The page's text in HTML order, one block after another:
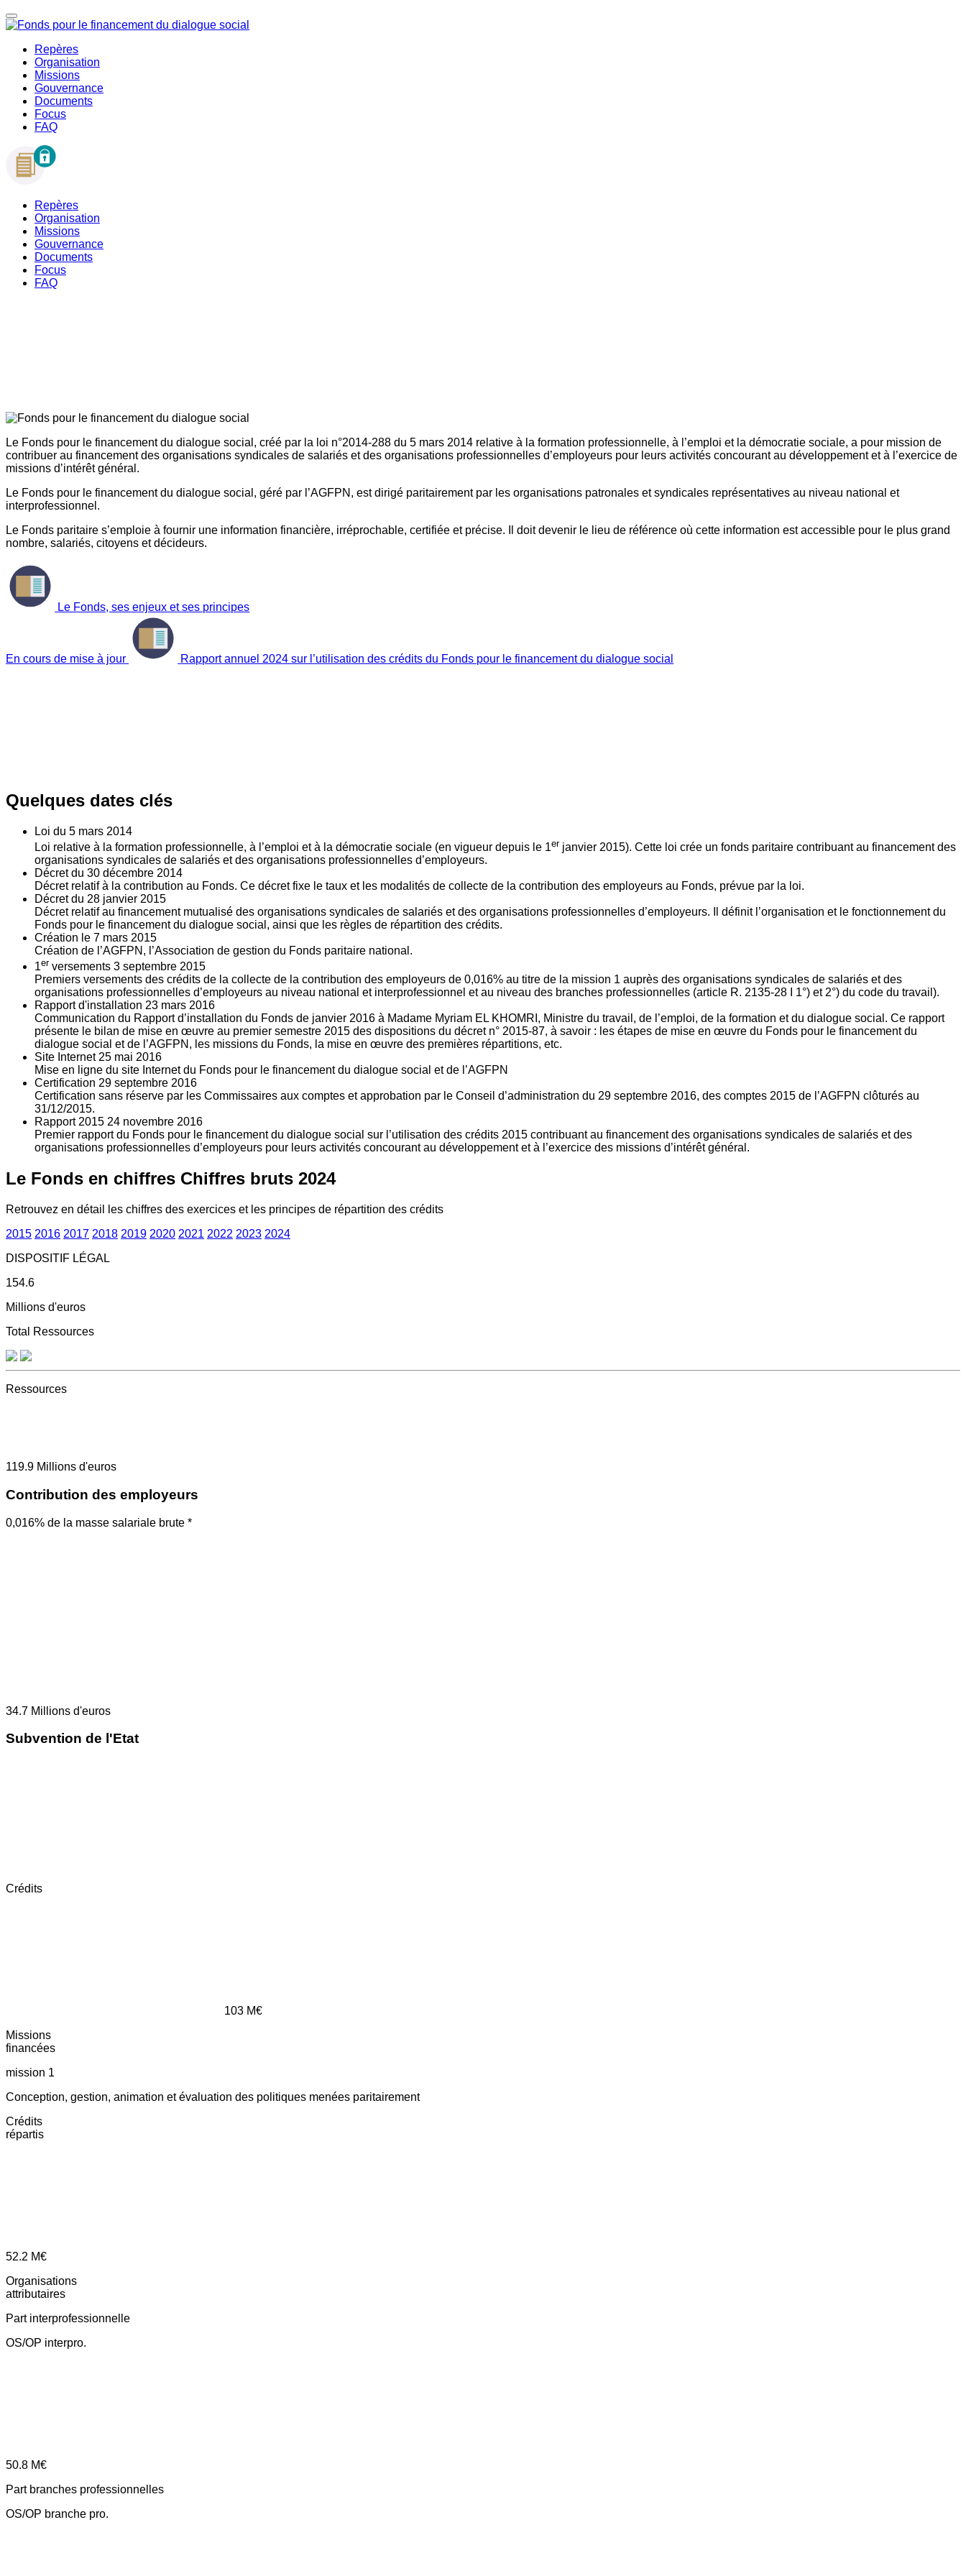
Repères
Organisation
Missions
Gouvernance
Documents
Focus
FAQ
Repères
Organisation
Missions
Gouvernance
Documents
Focus
FAQ
Le Fonds pour le financement du dialogue social, créé par la loi n°2014-288 du 5 mars 2014 relative à la formation professionnelle, à l’emploi et la démocratie sociale, a pour mission de
contribuer au financement des organisations syndicales de salariés et des organisations professionnelles d’employeurs pour leurs activités concourant au développement et à l’exercice de
missions d’intérêt général.
Le Fonds pour le financement du dialogue social, géré par l’AGFPN, est dirigé paritairement par les organisations patronales et syndicales représentatives au niveau national et
interprofessionnel.
Le Fonds paritaire s’emploie à fournir une information financière, irréprochable, certifiée et précise. Il doit devenir le lieu de référence où cette information est accessible pour le plus grand
nombre, salariés, citoyens et décideurs.
Le Fonds, ses enjeux et ses principes
En cours de mise à jour Rapport annuel 2024 sur l’utilisation des crédits du Fonds pour le financement du dialogue social
Quelques dates clés
Loi du 5 mars 2014
Loi relative à la formation professionnelle, à l’emploi et à la démocratie sociale (en vigueur depuis le 1er janvier 2015). Cette loi crée un fonds paritaire contribuant au financement des
organisations syndicales de salariés et des organisations professionnelles d’employeurs.
Décret du 30 décembre 2014
Décret relatif à la contribution au Fonds. Ce décret fixe le taux et les modalités de collecte de la contribution des employeurs au Fonds, prévue par la loi.
Décret du 28 janvier 2015
Décret relatif au financement mutualisé des organisations syndicales de salariés et des organisations professionnelles d’employeurs. Il définit l’organisation et le fonctionnement du
Fonds pour le financement du dialogue social, ainsi que les règles de répartition des crédits.
Création le 7 mars 2015
Création de l’AGFPN, l’Association de gestion du Fonds paritaire national.
1er versements 3 septembre 2015
Premiers versements des crédits de la collecte de la contribution des employeurs de 0,016% au titre de la mission 1 auprès des organisations syndicales de salariés et des
organisations professionnelles d’employeurs au niveau national et interprofessionnel et au niveau des branches professionnelles (article R. 2135‐28 I 1°) et 2°) du code du travail).
Rapport d'installation 23 mars 2016
Communication du Rapport d’installation du Fonds de janvier 2016 à Madame Myriam EL KHOMRI, Ministre du travail, de l’emploi, de la formation et du dialogue social. Ce rapport
présente le bilan de mise en œuvre au premier semestre 2015 des dispositions du décret n° 2015-87, à savoir : les étapes de mise en œuvre du Fonds pour le financement du
dialogue social et de l’AGFPN, les missions du Fonds, la mise en œuvre des premières répartitions, etc.
Site Internet 25 mai 2016
Mise en ligne du site Internet du Fonds pour le financement du dialogue social et de l’AGFPN
Certification 29 septembre 2016
Certification sans réserve par les Commissaires aux comptes et approbation par le Conseil d’administration du 29 septembre 2016, des comptes 2015 de l’AGFPN clôturés au
31/12/2015.
Rapport 2015 24 novembre 2016
Premier rapport du Fonds pour le financement du dialogue social sur l’utilisation des crédits 2015 contribuant au financement des organisations syndicales de salariés et des
organisations professionnelles d’employeurs pour leurs activités concourant au développement et à l’exercice des missions d’intérêt général.
Le Fonds en chiffres Chiffres bruts 2024
Retrouvez en détail les chiffres des exercices et les principes de répartition des crédits
2015 2016 2017 2018 2019 2020 2021 2022 2023 2024
DISPOSITIF LÉGAL
154.6
Millions d'euros
Total Ressources
Ressources
119.9 Millions d'euros
Contribution des employeurs
0,016% de la masse salariale brute *
34.7 Millions d'euros
Subvention de l'Etat
Crédits
103 M€
Missions
financées
mission 1
Conception, gestion, animation et évaluation des politiques menées paritairement
Crédits
répartis
52.2 M€
Organisations
attributaires
Part interprofessionnelle
OS/OP interpro.
50.8 M€
Part branches professionnelles
OS/OP branche pro.